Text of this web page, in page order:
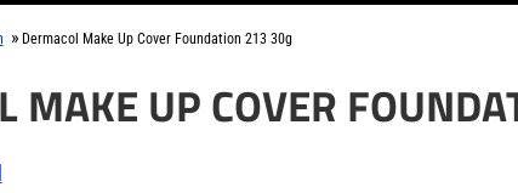
» Dermacol Make Up Cover Foundation 213 30g
MAKE UP COVER